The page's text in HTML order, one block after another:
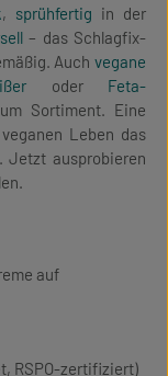
, sprühfertig in der
– das Schlagfix-
Auch vegane
oder Feta-
Sortiment. Eine
Leben das
Jetzt ausprobieren
auf
RSPO-zertifiziert)